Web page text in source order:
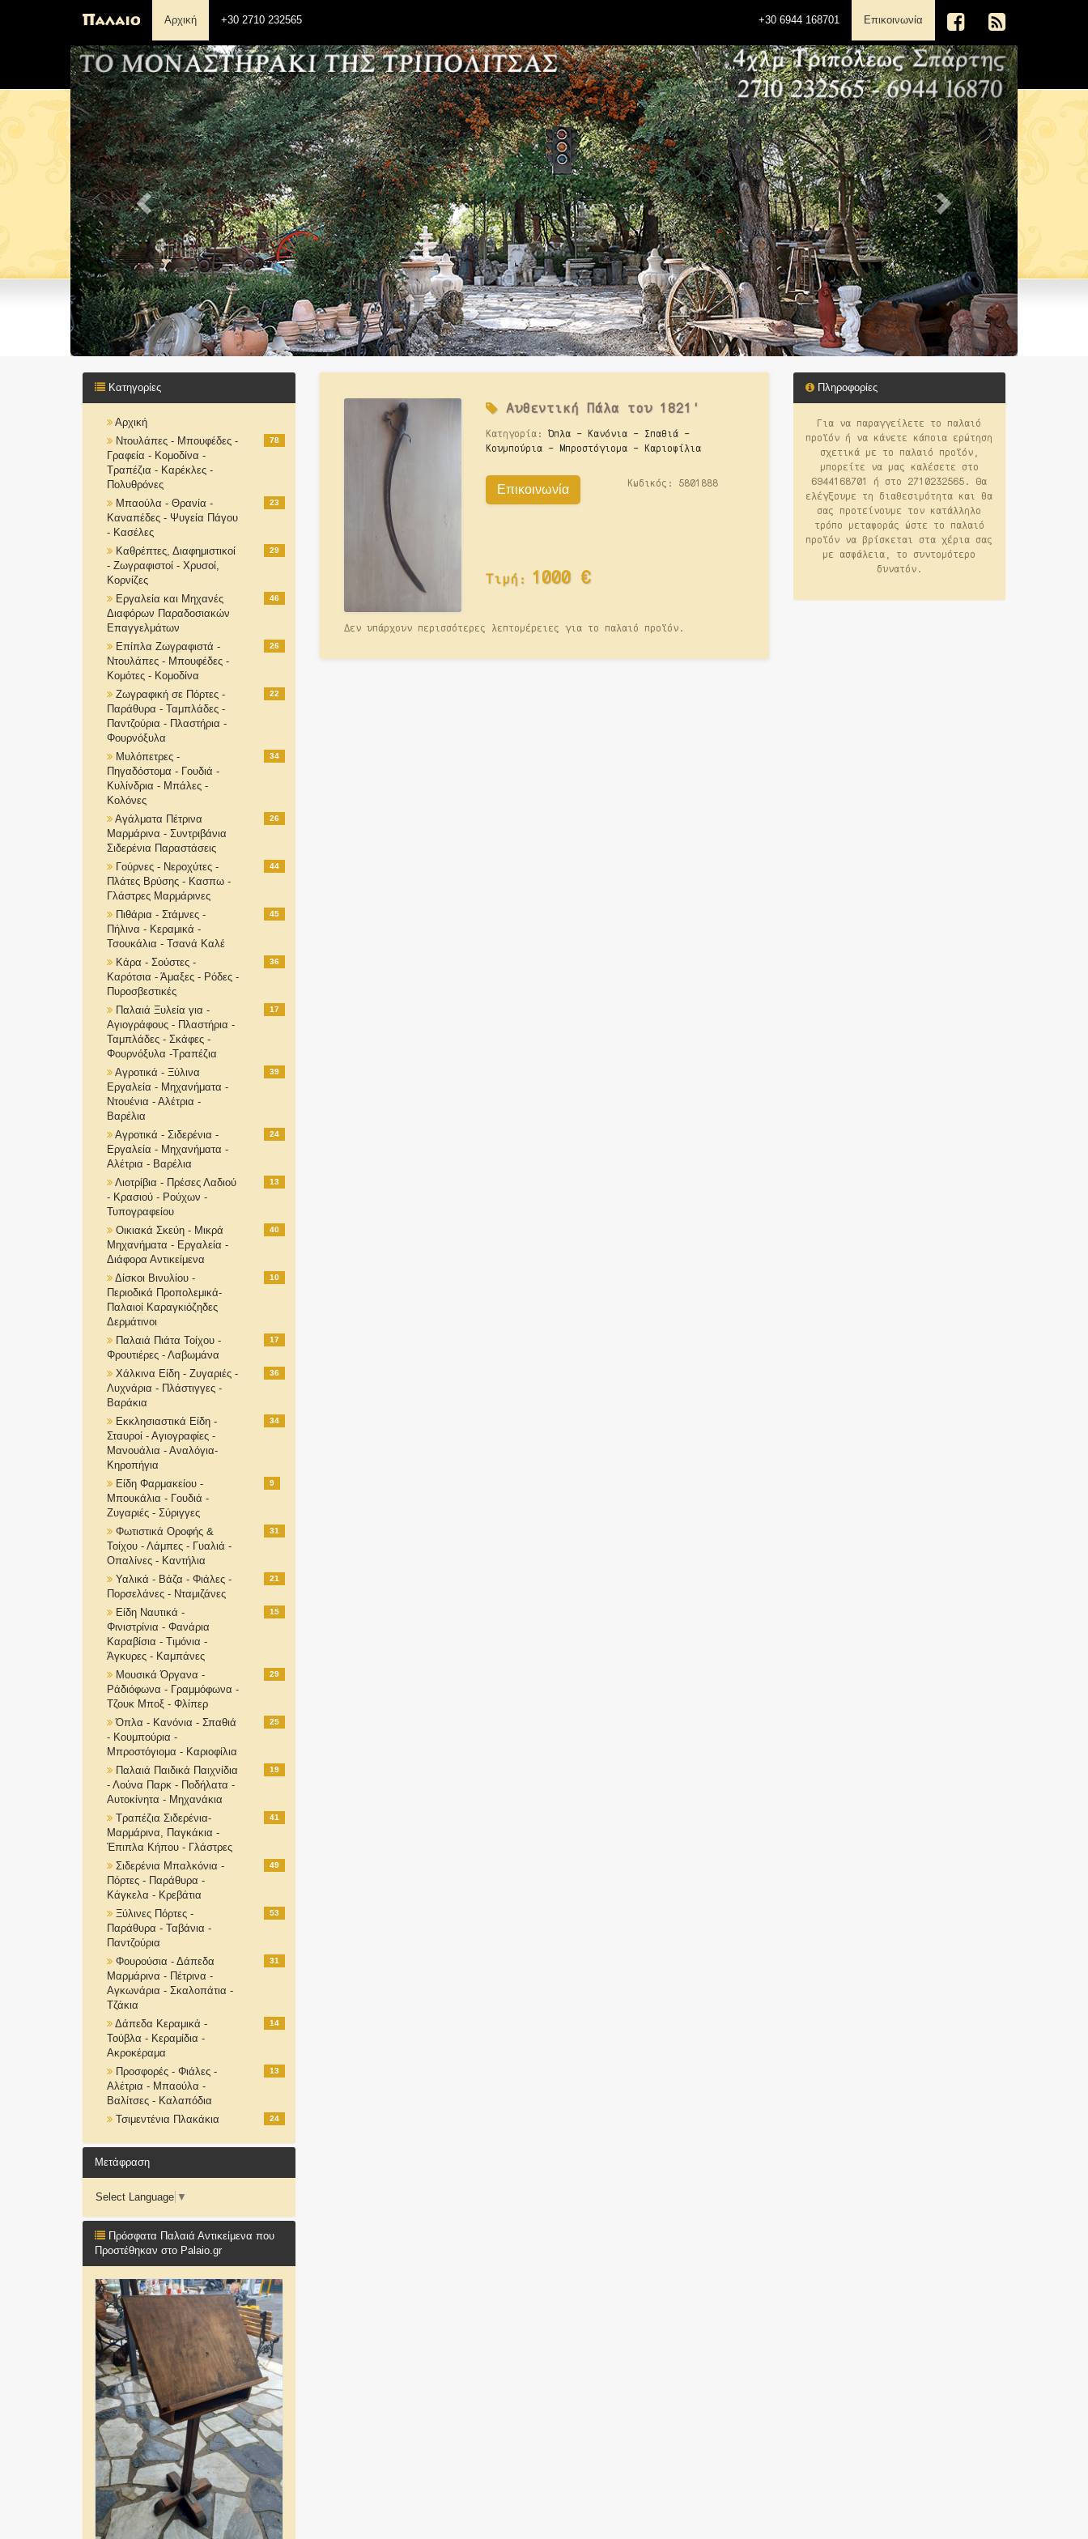
Αρχική +30 2710 232565 +30 6944 168701 Επικοινωνία (current)
Previous Next
Κατηγορίες
Αρχική
Ντουλάπες - Μπουφέδες -
Γραφεία - Κομοδίνα -
Τραπέζια - Καρέκλες -
Πολυθρόνες
78
Μπαούλα - Θρανία -
Καναπέδες - Ψυγεία Πάγου
- Κασέλες
23
Καθρέπτες, Διαφημιστικοί
- Ζωγραφιστοί - Χρυσοί,
Κορνίζες
29
Εργαλεία και Μηχανές
Διαφόρων Παραδοσιακών
Επαγγελμάτων
46
Επίπλα Ζωγραφιστά -
Ντουλάπες - Μπουφέδες -
Κομότες - Κομοδίνα
26
Ζωγραφική σε Πόρτες -
Παράθυρα - Ταμπλάδες -
Παντζούρια - Πλαστήρια -
Φουρνόξυλα
22
Μυλόπετρες -
Πηγαδόστομα - Γουδιά -
Κυλίνδρια - Μπάλες -
Κολόνες
34
Αγάλματα Πέτρινα
Μαρμάρινα - Συντριβάνια
Σιδερένια Παραστάσεις
26
Γούρνες - Νεροχύτες -
Πλάτες Βρύσης - Κασπω -
Γλάστρες Μαρμάρινες
44
Πιθάρια - Στάμνες -
Πήλινα - Κεραμικά -
Τσουκάλια - Τσανά Καλέ
45
Κάρα - Σούστες -
Καρότσια - Άμαξες - Ρόδες -
Πυροσβεστικές
36
Παλαιά Ξυλεία για -
Αγιογράφους - Πλαστήρια -
Ταμπλάδες - Σκάφες -
Φουρνόξυλα -Τραπέζια
17
Αγροτικά - Ξύλινα
Εργαλεία - Μηχανήματα -
Ντουένια - Αλέτρια -
Βαρέλια
39
Αγροτικά - Σιδερένια -
Εργαλεία - Μηχανήματα -
Αλέτρια - Βαρέλια
24
Λιοτρίβια - Πρέσες Λαδιού
- Κρασιού - Ρούχων -
Τυπογραφείου
13
Οικιακά Σκεύη - Μικρά
Μηχανήματα - Εργαλεία -
Διάφορα Αντικείμενα
40
Δίσκοι Βινυλίου -
Περιοδικά Προπολεμικά-
Παλαιοί Καραγκιόζηδες
Δερμάτινοι
10
Παλαιά Πιάτα Τοίχου -
Φρουτιέρες - Λαβωμάνα
17
Χάλκινα Είδη - Ζυγαριές -
Λυχνάρια - Πλάστιγγες -
Βαράκια
36
Εκκλησιαστικά Είδη -
Σταυροί - Αγιογραφίες -
Μανουάλια - Αναλόγια-
Κηροπήγια
34
Είδη Φαρμακείου -
Μπουκάλια - Γουδιά -
Ζυγαριές - Σύριγγες
9
Φωτιστικά Οροφής &
Τοίχου - Λάμπες - Γυαλιά -
Οπαλίνες - Καντήλια
31
Υαλικά - Βάζα - Φιάλες -
Πορσελάνες - Νταμιζάνες
21
Είδη Ναυτικά -
Φινιστρίνια - Φανάρια
Καραβίσια - Τιμόνια -
Άγκυρες - Καμπάνες
15
Μουσικά Όργανα -
Ράδιόφωνα - Γραμμόφωνα -
Τζουκ Μποξ - Φλίπερ
29
Όπλα - Κανόνια - Σπαθιά
- Κουμπούρια -
Μπροστόγιομα - Καριοφίλια
25
Παλαιά Παιδικά Παιχνίδια
- Λούνα Παρκ - Ποδήλατα -
Αυτοκίνητα - Μηχανάκια
19
Τραπέζια Σιδερένια-
Μαρμάρινα, Παγκάκια -
Έπιπλα Κήπου - Γλάστρες
41
Σιδερένια Μπαλκόνια -
Πόρτες - Παράθυρα -
Κάγκελα - Κρεβάτια
49
Ξύλινες Πόρτες -
Παράθυρα - Ταβάνια -
Παντζούρια
53
Φουρούσια - Δάπεδα
Μαρμάρινα - Πέτρινα -
Αγκωνάρια - Σκαλοπάτια -
Τζάκια
31
Δάπεδα Κεραμικά -
Τούβλα - Κεραμίδια -
Ακροκέραμα
14
Προσφορές - Φιάλες -
Αλέτρια - Μπαούλα -
Βαλίτσες - Καλαπόδια
13
Τσιμεντένια Πλακάκια 24
Μετάφραση
Select Language ▼
Πρόσφατα Παλαιά Αντικείμενα που
Προστέθηκαν στο Palaio.gr
Αυθεντική Πάλα του 1821'
Κατηγορία: Όπλα - Κανόνια - Σπαθιά -
Κουμπούρια - Μπροστόγιομα - Καριοφίλια
Κωδικός: 5801888
Επικοινωνία
Τιμή: 1000€
Δεν υπάρχουν περισσότερες λεπτομέρειες για το παλαιό προϊόν.
Πληροφορίες
Για να παραγγείλετε το παλαιό
προϊόν ή να κάνετε κάποια ερώτηση
σχετικά με το παλαιό προϊόν,
μπορείτε να μας καλέσετε στο
6944168701 ή στο 2710232565. Θα
ελέγξουμε τη διαθεσιμότητα και θα
σας προτείνουμε τον κατάλληλο
τρόπο μεταφοράς ώστε το παλαιό
προϊόν να βρίσκεται στα χέρια σας
με ασφάλεια, το συντομότερο
δυνατόν.